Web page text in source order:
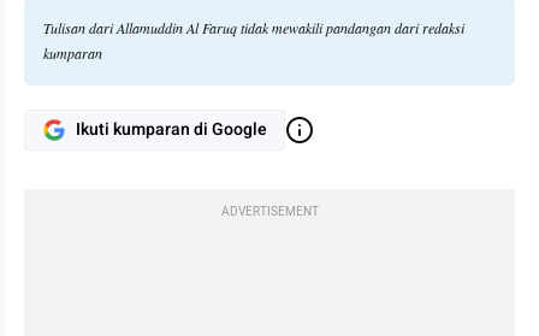
Tulisan dari Allamuddin Al Faruq tidak mewakili pandangan dari redaksi
kumparan
Ikuti kumparan di Google
ADVERTISEMENT